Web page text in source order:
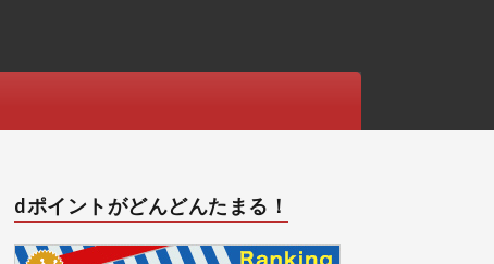
dポイントがどんどんたまる！